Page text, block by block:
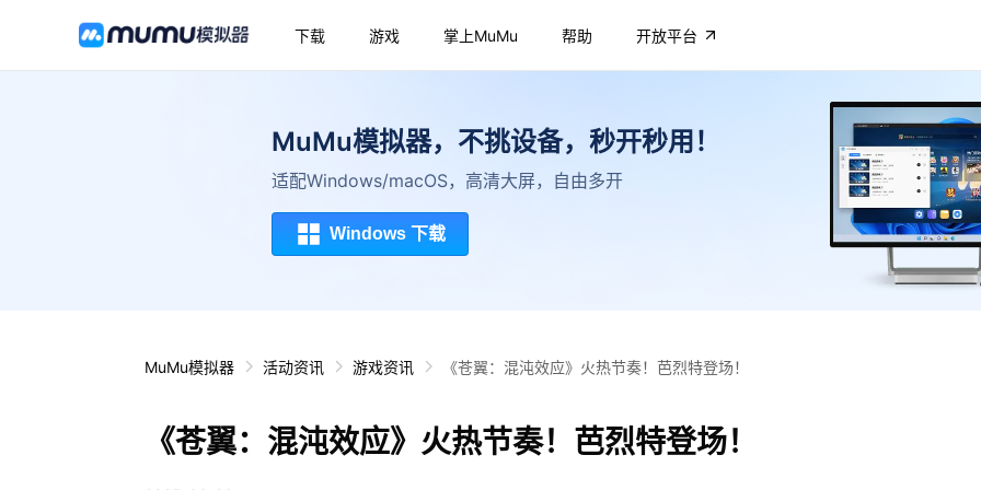
下载 游戏 掌上MuMu 帮助 开放平台
MuMu模拟器，不挑设备，秒开秒用！
适配Windows/macOS，高清大屏，自由多开
Windows 下载
MuMu模拟器 活动资讯 游戏资讯 《苍翼：混沌效应》火热节奏！芭烈特登场！
《苍翼：混沌效应》火热节奏！芭烈特登场！